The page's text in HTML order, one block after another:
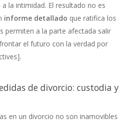
la intimidad. El resultado no es
informe detallado que ratifica los
permiten a la parte afectada salir
el futuro con la verdad por
de divorcio: custodia y
en un divorcio no son inamovibles